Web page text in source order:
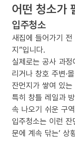
어떤 청소가
입주청소
새집에 들어가기
지”입니다.
실제로는 공사 과
리거나 창호 주변·
잔먼지가 쌓여 있
특히 창틀 레일과
속 나오기 쉬운 구
입주청소는 이런 잔
문에 계속 닦는’ 상